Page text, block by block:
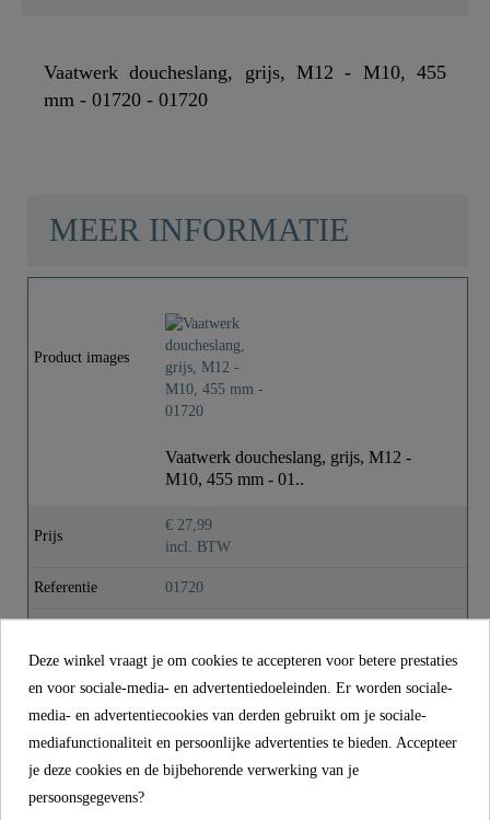
Vaatwerk doucheslang, grijs, M12 - M10, 455
mm - 01720 - 01720
Gewicht
MEER INFORMATIE
Product images
Vaatwerk doucheslang, grijs, M12 -
M10, 455 mm - 01..
Prijs
€ 27,99
incl. BTW
Referentie 01720
Gewicht 0,0 kg
Lengte 45,5 cm
CONTACT
Deze winkel vraagt je om cookies te accepteren voor betere prestaties
en voor sociale-media- en advertentiedoeleinden. Er worden sociale-
media- en advertentiecookies van derden gebruikt om je sociale-
mediafunctionaliteit en persoonlijke advertenties te bieden. Accepteer
je deze cookies en de bijbehorende verwerking van je
persoonsgegevens?